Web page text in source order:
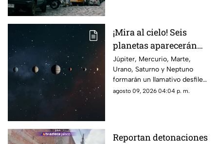
¡Mira al cielo! Seis
planetas aparecerán
juntos el 12 de agosto
Júpiter, Mercurio, Marte,
Urano, Saturno y Neptuno
formarán un llamativo desfile
planetario durante las primeras
agosto 09, 2026 04:04 p. m.
Reportan detonaciones